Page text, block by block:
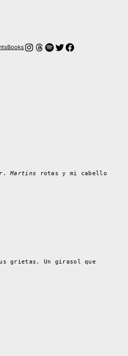
BooksInstagram
Hilos
Spotify
Twitter
Facebook
Martins rotas y mi cabello
grietas. Un girasol que